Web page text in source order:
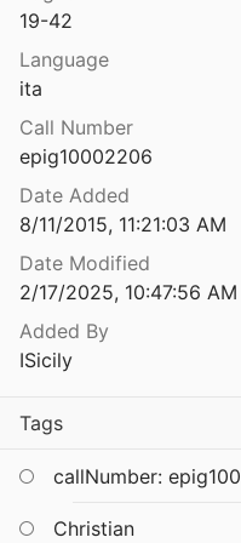
di Siracusa
Ispica
di Marzo
di Siracusa
19-42
Language
ita
Call Number
epig10002206
Date Added
8/11/2015, 11:21:03 AM
Date Modified
2/17/2025, 10:47:56 AM
Added By
ISicily
Tags
callNumber:
Christian